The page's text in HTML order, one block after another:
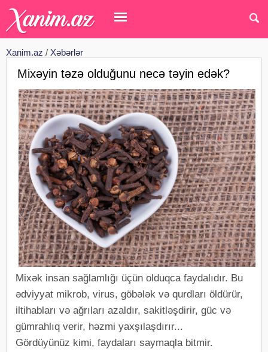
Xanim.az / Xəbərlər
Mixəyin təzə olduğunu necə təyin edək?
Mixək insan sağlamlığı üçün olduqca faydalıdır. Bu
ədviyyat mikrob, virus, göbələk və qurdları öldürür,
iltihabları və ağrıları azaldır, sakitləşdirir, güc və
gümrahlıq verir, həzmi yaxşılaşdırır...
Gördüyünüz kimi, faydaları saymaqla bitmir.